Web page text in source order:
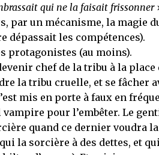
qui ne la faisait frissonner
un mécanisme, la magie
dépassait les compétences).
protagonistes (au moins).
chef de la tribu à la place
la tribu cruelle, et se fâcher
mis en porte à faux en
pour l’embêter. Le
quand ce dernier voudra
la sorcière à des dettes, et